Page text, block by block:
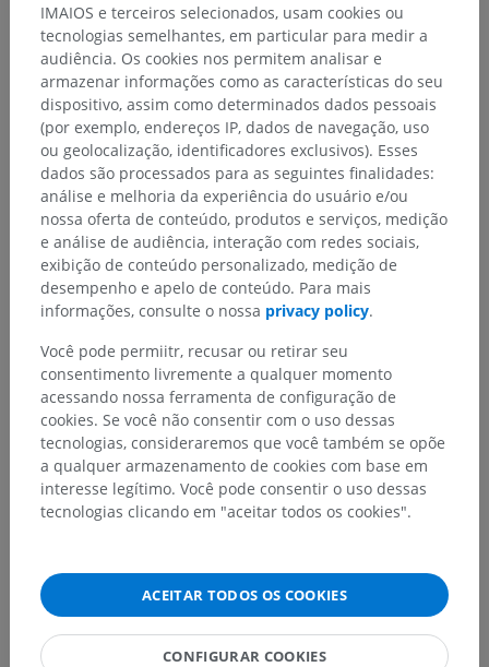
Bainhas fibrosas dos dedos da mão
Bainhas sinoviais dos dedos da mão
Traduções
Encontrou um erro?
Não hesite em nos sugerir uma correção, tradução ou
melhora de conteúdo.
Relatar um problema
BAIXE O APLICATIVO
IMAIOS e terceiros selecionados, usam cookies ou
tecnologias semelhantes, em particular para medir a
audiência. Os cookies nos permitem analisar e
armazenar informações como as características do seu
dispositivo, assim como determinados dados pessoais
(por exemplo, endereços IP, dados de navegação, uso
ou geolocalização, identificadores exclusivos). Esses
dados são processados para as seguintes finalidades:
análise e melhoria da experiência do usuário e/ou
nossa oferta de conteúdo, produtos e serviços, medição
e análise de audiência, interação com redes sociais,
exibição de conteúdo personalizado, medição de
desempenho e apelo de conteúdo. Para mais
informações, consulte o nossa privacy policy.
Você pode permiitr, recusar ou retirar seu
consentimento livremente a qualquer momento
acessando nossa ferramenta de configuração de
cookies. Se você não consentir com o uso dessas
tecnologias, consideraremos que você também se opõe
a qualquer armazenamento de cookies com base em
interesse legítimo. Você pode consentir o uso dessas
tecnologias clicando em "aceitar todos os cookies".
ACEITAR TODOS OS COOKIES
CONFIGURAR COOKIES